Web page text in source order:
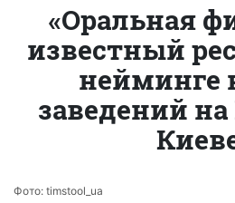
«Оральная
известный
нейминге
заведений
Фото: timstool_ua